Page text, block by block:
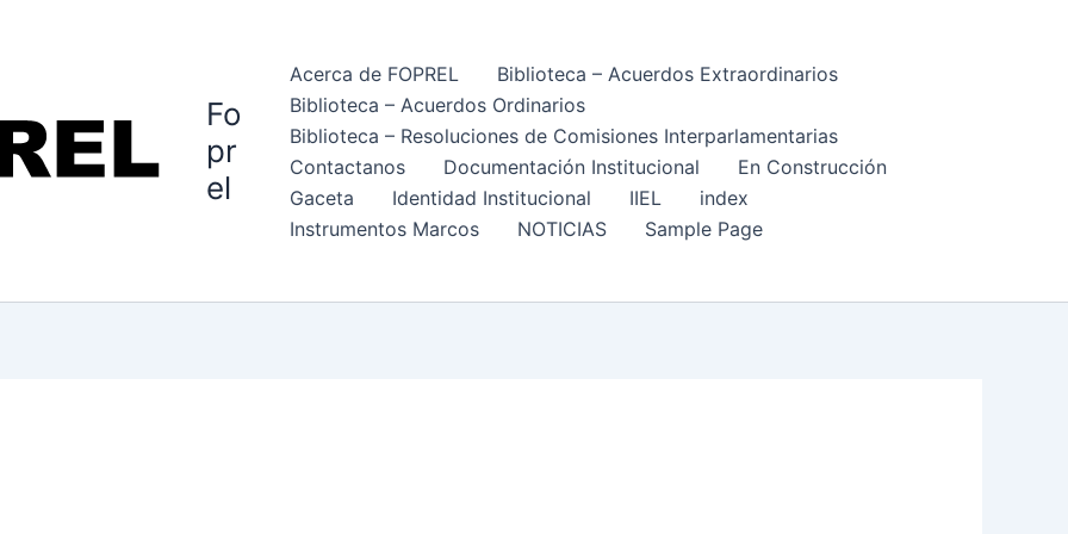
Fo
pr
el
Acerca de FOPREL
Biblioteca – Acuerdos Extraordinarios
Biblioteca – Acuerdos Ordinarios
Biblioteca – ⁠Resoluciones de Comisiones Interparlamentarias
Contactanos
Documentación Institucional
En Construcción
Gaceta
Identidad Institucional IIEL
index
Instrumentos Marcos
NOTICIAS Sample Page